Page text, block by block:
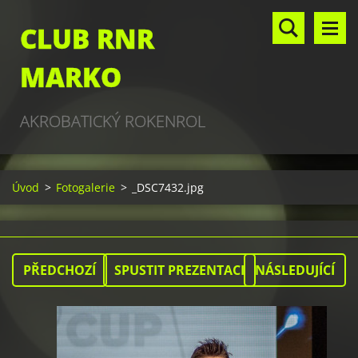
CLUB RNR
MARKO
AKROBATICKÝ ROKENROL
Úvod > Fotogalerie > _DSC7432.jpg
PŘEDCHOZÍ SPUSTIT PREZENTACI NÁSLEDUJÍCÍ